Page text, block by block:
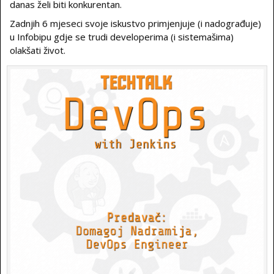
danas želi biti konkurentan.
Zadnjih 6 mjeseci svoje iskustvo primjenjuje (i nadograđuje)
u Infobipu gdje se trudi developerima (i sistemašima)
olakšati život.